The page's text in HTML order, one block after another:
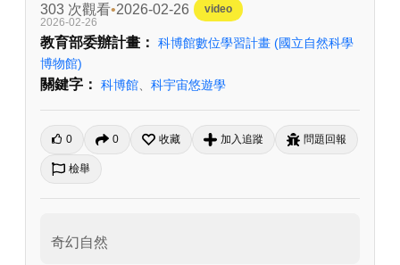
303 次觀看 2026-02-26
video
2026-02-26
教育部委辦計畫： 科博館數位學習計畫 (國立自然科學
博物館)
關鍵字： 科博館 科宇宙悠遊學
0 0 收藏 加入追蹤 問題回報
檢舉
奇幻自然